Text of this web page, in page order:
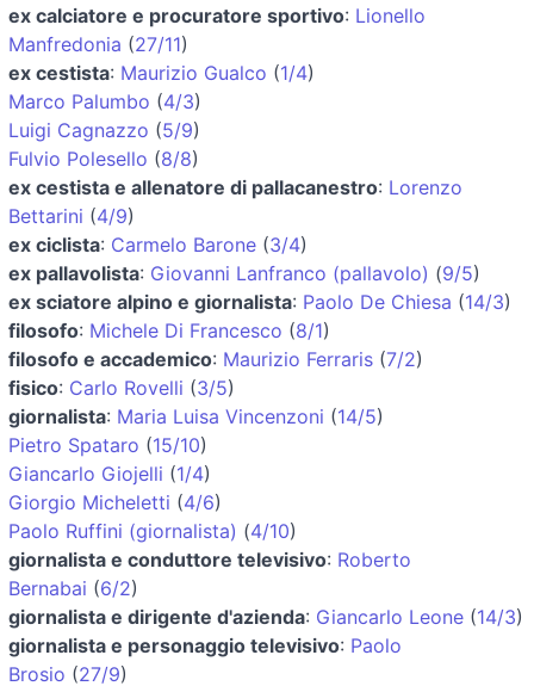
ex calciatore e procuratore sportivo: Lionello
Manfredonia (27/11)
ex cestista: Maurizio Gualco (1/4)
Marco Palumbo (4/3)
Luigi Cagnazzo (5/9)
Fulvio Polesello (8/8)
ex cestista e allenatore di pallacanestro: Lorenzo
Bettarini (4/9)
ex ciclista: Carmelo Barone (3/4)
ex pallavolista: Giovanni Lanfranco (pallavolo) (9/5)
ex sciatore alpino e giornalista: Paolo De Chiesa (14/3)
filosofo: Michele Di Francesco (8/1)
filosofo e accademico: Maurizio Ferraris (7/2)
fisico: Carlo Rovelli (3/5)
giornalista: Maria Luisa Vincenzoni (14/5)
Pietro Spataro (15/10)
Giancarlo Giojelli (1/4)
Giorgio Micheletti (4/6)
Paolo Ruffini (giornalista) (4/10)
giornalista e conduttore televisivo: Roberto
Bernabai (6/2)
giornalista e dirigente d'azienda: Giancarlo Leone (14/3)
giornalista e personaggio televisivo: Paolo
Brosio (27/9)